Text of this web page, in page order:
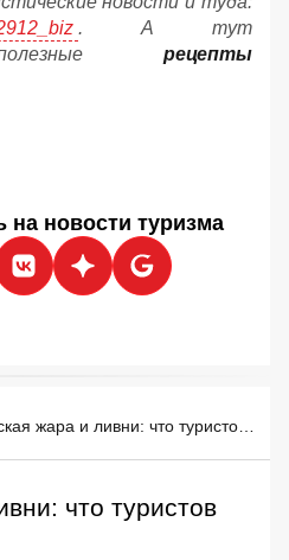
. А тут
рецепты
на новости туризма
что туристов